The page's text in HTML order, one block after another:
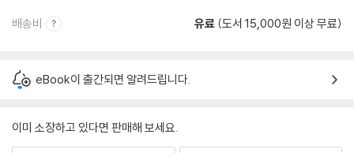
배송비 유료 (도서 15,000원 이상 무료)
eBook이 출간되면 알려드립니다.
이미 소장하고 있다면 판매해 보세요.